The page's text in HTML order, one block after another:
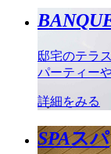
邸宅のテラ
パーティー
詳細をみる
SPAスパ